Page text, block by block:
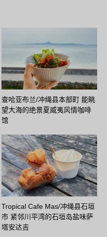
查哈亚布兰/冲绳县本部町 能眺
望大海的绝景夏威夷风情咖啡
馆
Tropical Cafe Mas/冲绳县石垣
市 紧邻川平湾的石垣岛盐味萨
塔安达吉